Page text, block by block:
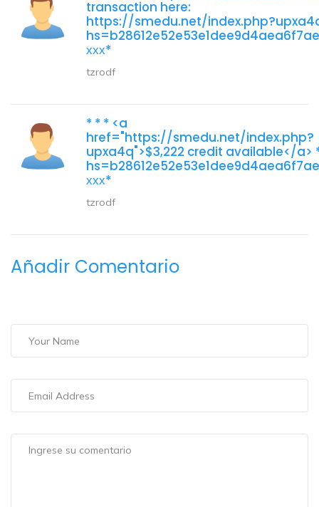
transaction here:
https://smedu.net/
ххх*
tzrodf
* * * <a
href="https://smedu.net/index.php?
upxa4q">$3,222 credit available</a>
ххх*
tzrodf
Añadir Comentario